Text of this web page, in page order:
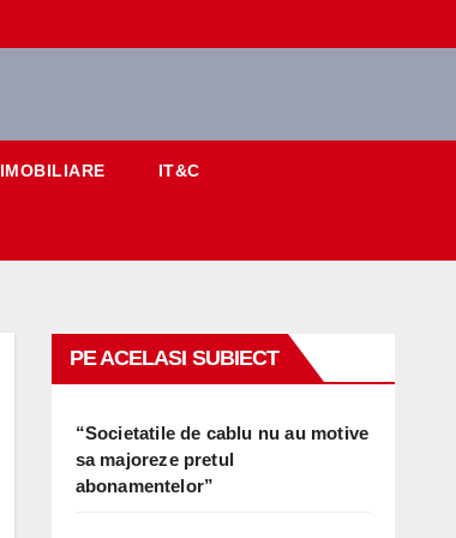
IMOBILIARE IT&C
PE ACELASI SUBIECT
“Societatile de cablu nu au motive
sa majoreze pretul
abonamentelor”